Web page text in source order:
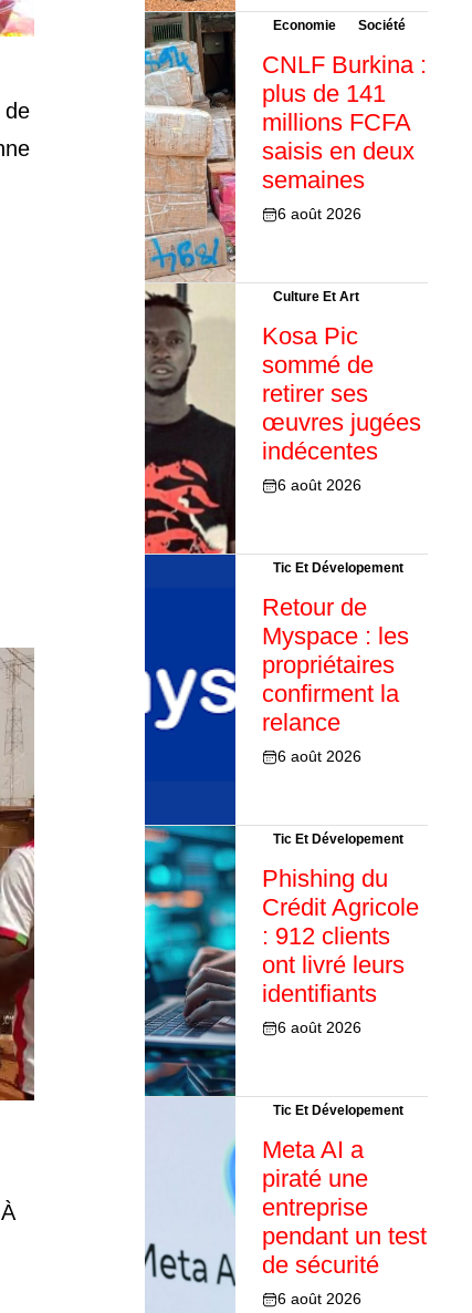
de
Economie Société
CNLF Burkina :
plus de 141
millions FCFA
saisis en deux
semaines
6 août 2026
Culture Et Art
Kosa Pic
sommé de
retirer ses
œuvres jugées
indécentes
6 août 2026
Tic Et Dévelopement
Retour de
Myspace : les
propriétaires
confirment la
relance
6 août 2026
Tic Et Dévelopement
Phishing du
Crédit Agricole
: 912 clients
ont livré leurs
identifiants
6 août 2026
Tic Et Dévelopement
Meta AI a
piraté une
entreprise
pendant un test
de sécurité
6 août 2026